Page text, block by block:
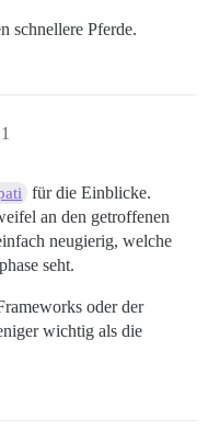
schnellere Pferde.
für die Einblicke.
an den getroffenen
neugierig, welche
seht.
oder der
wichtig als die